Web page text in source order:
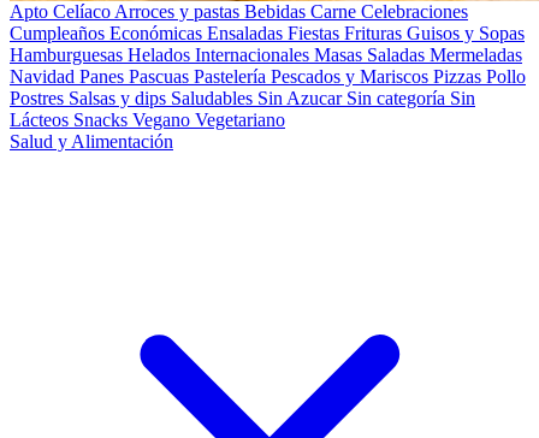
Apto Celíaco Arroces y pastas Bebidas Carne Celebraciones
Cumpleaños Económicas Ensaladas Fiestas Frituras Guisos y Sopas
Hamburguesas Helados Internacionales Masas Saladas Mermeladas
Navidad Panes Pascuas Pastelería Pescados y Mariscos Pizzas Pollo
Postres Salsas y dips Saludables Sin Azucar Sin categoría Sin
Lácteos Snacks Vegano Vegetariano
Salud y Alimentación